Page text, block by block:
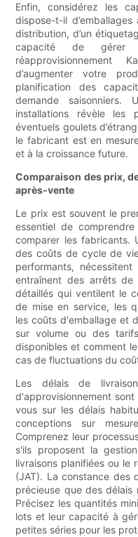
Enfin, considérez les
dispose-t-il
distribution, d’un
capacité de
d’augmenter votre
planification des
demande saisonniers.
installations révèle les
éventuels goulets
le fabricant est en
et à la croissance future.
Comparaison des prix,
après-vente
Le prix est souvent le
essentiel de
comparer les fabricants.
des coûts de cycle de
performants,
entraînent des arrêts de
détaillés qui ventilent le
de mise en service, les
les coûts d'emballage et
sur volume ou des
disponibles et comment
cas de fluctuations du
Les délais de
d'approvisionnement
vous sur les délais
conceptions sur
Comprenez leur
s'ils proposent la
livraisons planifiées ou le
(JAT). La constance des
précieuse que des délais
Précisez les quantités
lots et leur capacité à
petites séries pour les